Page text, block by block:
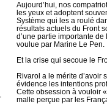
Aujourd’hui, nos
les yeux et adoptent
Système qui les a roulé
résultats actuels du Front
d’une partie importante de
voulue par Marine Le Pen.
Et la crise qui secoue le
Rivarol a le mérite d’avoir
évidence les intentions
Cette obsession à vouloir
malle perçue par les